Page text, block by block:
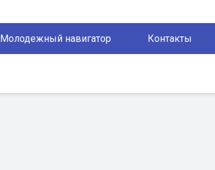
Молодежный навигатор Контакты